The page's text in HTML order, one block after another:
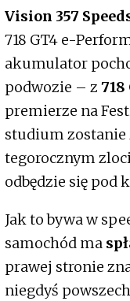
Vision 357
718 GT4 e-
akumulator
podwozie – z
premierze na
studium zostanie
tegorocznym
odbędzie się pod
Jak to bywa w
samochód ma
prawej stronie
niegdyś